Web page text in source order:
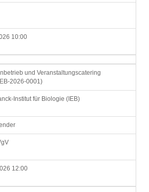
10:00
und Veranstaltungscatering
2026-0001)
Institut für Biologie (IEB)
12:00